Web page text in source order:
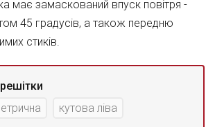
має замаскований впуск повітря -
45 градусів, а також передню
стиків.
кутова ліва